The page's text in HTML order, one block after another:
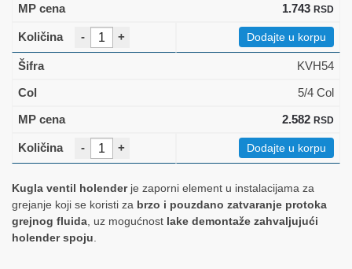
Kugla ventil holenderje zaporni element u instalacijama za
grejanje koji se koristi za brzo i pouzdano zatvaranje protoka
grejnog fluida , uz mogućnost lake demontaže zahvaljujući
holender spoju
1.743 RSD
- + Dodajte u korpu
KVH54
5/4 Col
2.582 RSD
- + Dodajte u korpu